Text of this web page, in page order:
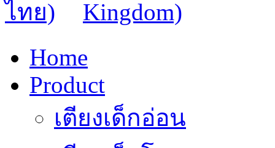
Home
Product
เตียงเด็กอ่อน